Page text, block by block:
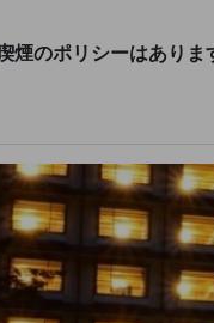
煙のポリシーはありま